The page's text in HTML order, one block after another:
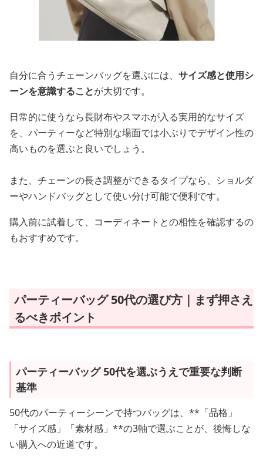
自分に合うチェーンバッグを選ぶには、 サイズ感と使用シ
ーンを意識することが大切です。
日常的に使うなら長財布やスマホが入る実用的なサイズ
を、パーティーなど特別な場面では小ぶりでデザイン性の
高いものを選ぶと良いでしょう。
また、チェーンの長さ調整ができるタイプなら、ショルダ
ーやハンドバッグとして使い分け可能で便利です。
購入前に試着して、コーディネートとの相性を確認するの
もおすすめです。
パーティーバッグ 50代の選び方｜まず押さえ
るべきポイント
パーティーバッグ 50代を選ぶうえで重要な判断
基準
50代のパーティーシーンで持つバッグは、**「品格」
「サイズ感」「素材感」**の3軸で選ぶことが、後悔しな
い購入への近道です。